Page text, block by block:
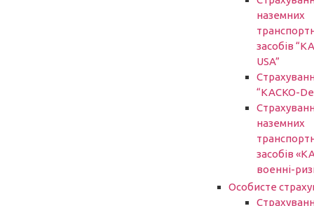
наземних
засобів
USA”
“КАСКО-
наземних
засобів
военні-
Особисте